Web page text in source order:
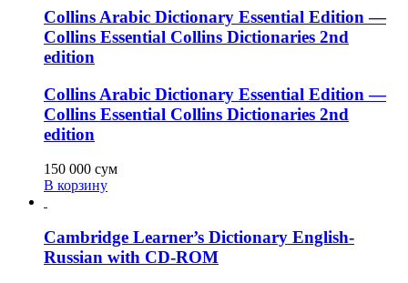
Collins Arabic Dictionary Essential Edition —
Collins Essential Collins Dictionaries 2nd
edition
Collins Arabic Dictionary Essential Edition —
Collins Essential Collins Dictionaries 2nd
edition
150 000 сум
В корзину
Cambridge Learner’s Dictionary English-
Russian with CD-ROM